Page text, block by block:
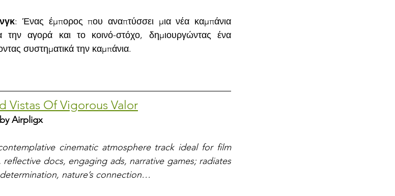
: Ένας έμπορος που αναπτύσσει μια νέα καμπάνια
την αγορά και το κοινό-στόχο, δημιουργώντας ένα
συστηματικά την καμπάνια.
Vistas Of Vigorous Valor
Airpligx
cinematic atmosphere track ideal for film
reflective docs, engaging ads, narrative games; radiates
nature’s connection…